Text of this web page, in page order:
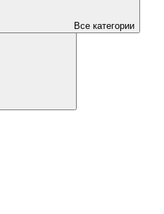
Все категории